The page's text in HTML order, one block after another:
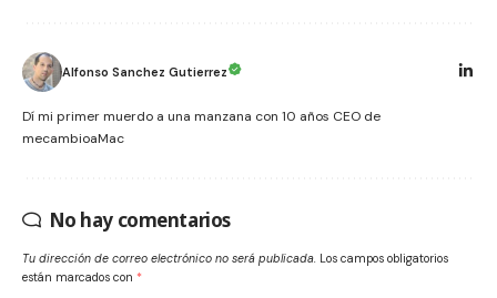
Alfonso Sanchez Gutierrez
Dí mi primer muerdo a una manzana con 10 años CEO de
mecambioaMac
No hay comentarios
Tu dirección de correo electrónico no será publicada. Los campos obligatorios
están marcados con *